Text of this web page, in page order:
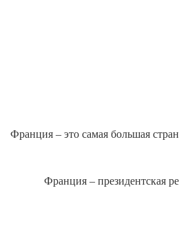
Франция – это самая большая
Франция – президентская